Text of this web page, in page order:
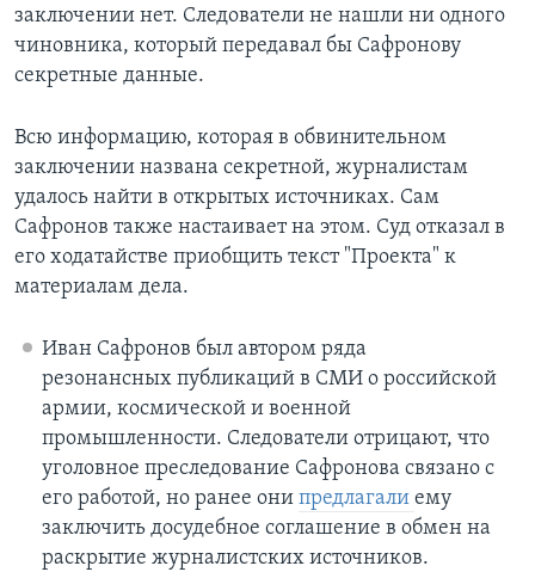
заключении нет. Следователи не нашли ни одного
чиновника, который передавал бы Сафронову
секретные данные.
Всю информацию, которая в обвинительном
заключении названа секретной, журналистам
удалось найти в открытых источниках. Сам
Сафронов также настаивает на этом. Суд отказал в
его ходатайстве приобщить текст "Проекта" к
материалам дела.
Иван Сафронов был автором ряда
резонансных публикаций в СМИ о российской
армии, космической и военной
промышленности. Следователи отрицают, что
уголовное преследование Сафронова связано с
его работой, но ранее они предлагали ему
заключить досудебное соглашение в обмен на
раскрытие журналистских источников.